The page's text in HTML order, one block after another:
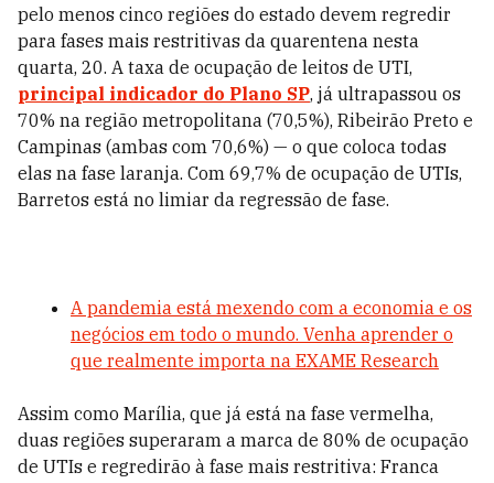
pelo menos cinco regiões do estado devem regredir
para fases mais restritivas da quarentena nesta
quarta, 20. A taxa de ocupação de leitos de UTI,
principal indicador do Plano SP, já ultrapassou os
70% na região metropolitana (70,5%), Ribeirão Preto e
Campinas (ambas com 70,6%) — o que coloca todas
elas na fase laranja. Com 69,7% de ocupação de UTIs,
Barretos está no limiar da regressão de fase.
A pandemia está mexendo com a economia e os
negócios em todo o mundo. Venha aprender o
que realmente importa na EXAME Research
Assim como Marília, que já está na fase vermelha,
duas regiões superaram a marca de 80% de ocupação
de UTIs e regredirão à fase mais restritiva: Franca